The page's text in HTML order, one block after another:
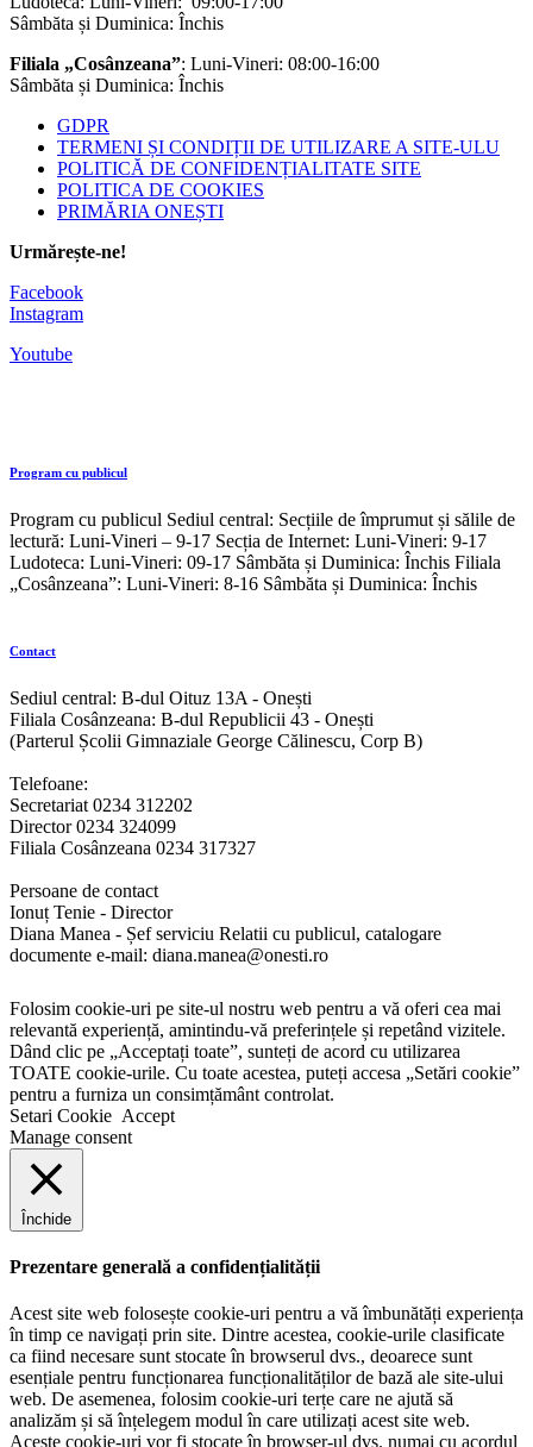
Sâmbăta și Duminica: Închis
Filiala „Cosânzeana”: Luni-Vineri: 08:00-16:00
Sâmbăta și Duminica: Închis
GDPR
TERMENI ȘI CONDIȚII DE UTILIZARE A SITE-ULU
POLITICĂ DE CONFIDENȚIALITATE SITE
POLITICA DE COOKIES
PRIMĂRIA ONEȘTI
Urmărește-ne!
Facebook
Instagram
Youtube
Program cu publicul
Program cu publicul Sediul central: Secțiile de împrumut și sălile de
lectură: Luni-Vineri – 9-17 Secția de Internet: Luni-Vineri: 9-17
Ludoteca: Luni-Vineri: 09-17 Sâmbăta și Duminica: Închis Filiala
„Cosânzeana”: Luni-Vineri: 8-16 Sâmbăta și Duminica: Închis
Contact
Sediul central: B-dul Oituz 13A - Onești
Filiala Cosânzeana: B-dul Republicii 43 - Onești
(Parterul Școlii Gimnaziale George Călinescu, Corp B)
Telefoane:
Secretariat 0234 312202
Director 0234 324099
Filiala Cosânzeana 0234 317327
Persoane de contact
Ionuț Tenie - Director
Diana Manea - Șef serviciu Relatii cu publicul, catalogare
documente e-mail: diana.manea@onesti.ro
Folosim cookie-uri pe site-ul nostru web pentru a vă oferi cea mai
relevantă experiență, amintindu-vă preferințele și repetând vizitele.
Dând clic pe „Acceptați toate”, sunteți de acord cu utilizarea
TOATE cookie-urile. Cu toate acestea, puteți accesa „Setări cookie”
pentru a furniza un consimțământ controlat.
Setari Cookie Accept
Manage consent
Închide
Prezentare generală a confidențialității
Acest site web folosește cookie-uri pentru a vă îmbunătăți experiența
în timp ce navigați prin site. Dintre acestea, cookie-urile clasificate
ca fiind necesare sunt stocate în browserul dvs., deoarece sunt
esențiale pentru funcționarea funcționalităților de bază ale site-ului
web. De asemenea, folosim cookie-uri terțe care ne ajută să
analizăm și să înțelegem modul în care utilizați acest site web.
Aceste cookie-uri vor fi stocate în browser-ul dvs. numai cu acordul